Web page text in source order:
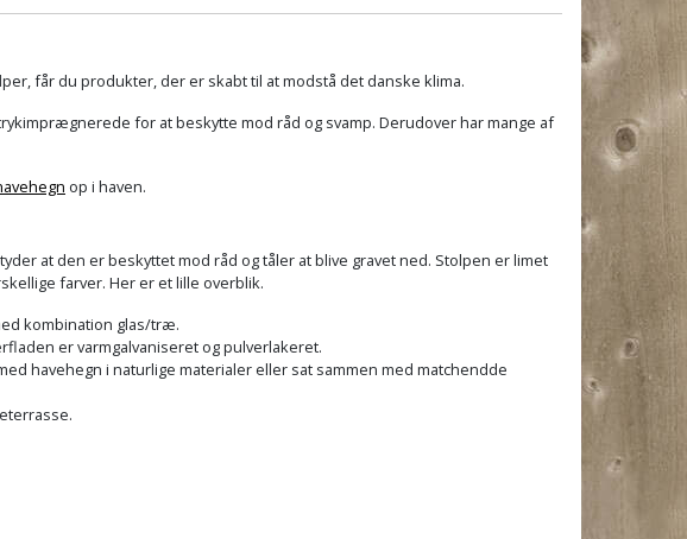
får du produkter, der er skabt til at modstå det danske klima.
for at beskytte mod råd og svamp. Derudover har mange af
op i haven.
at den er beskyttet mod råd og tåler at blive gravet ned. Stolpen er limet
farver. Her er et lille overblik.
kombination glas/træ.
er varmgalvaniseret og pulverlakeret.
havehegn i naturlige materialer eller sat sammen med matchendde